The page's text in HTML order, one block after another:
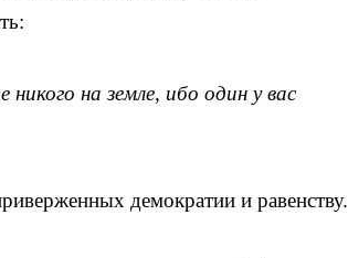
на земле, ибо один у вас
демократии и равенству.